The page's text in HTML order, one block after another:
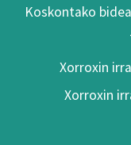
Koskontako
Xorroxin
Xorroxin